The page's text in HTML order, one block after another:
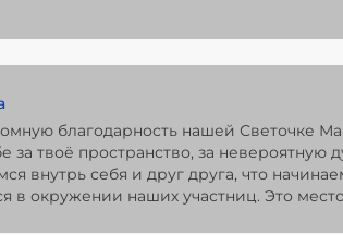
благодарность нашей Светочке
за твоё пространство, за
внутрь себя и друг друга, что
в окружении наших участниц. Это